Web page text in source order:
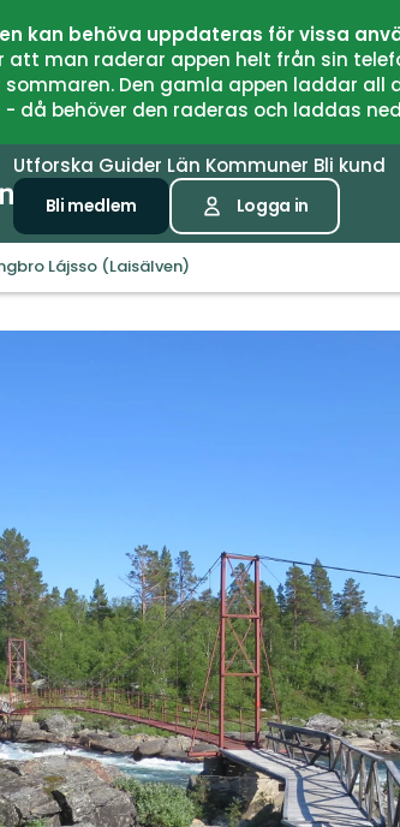
kan behöva uppdateras för vissa
att man raderar appen helt från sin
sommaren. Den gamla appen laddar
då behöver den raderas och laddas
Utforska Guider Län Kommuner Bli kund
Bli medlem Logga in
Lájsso (Laisälven)